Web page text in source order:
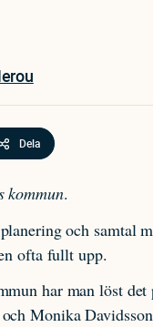
Dela
kommun.
och samtal
ofta fullt upp.
har man löst
Monika